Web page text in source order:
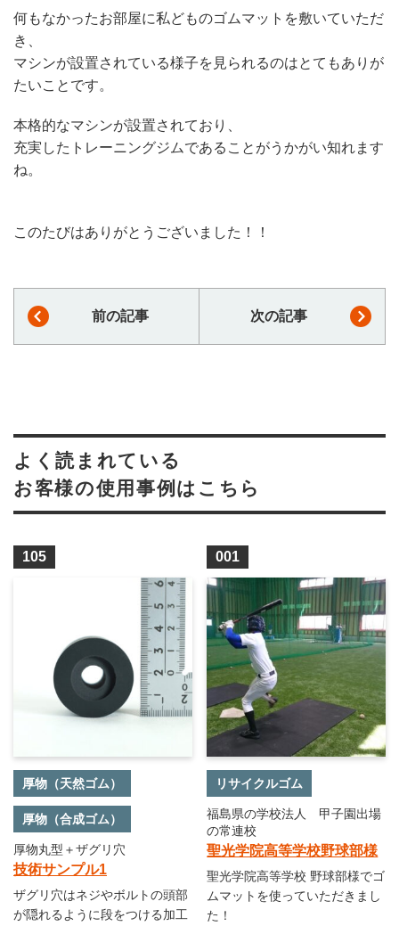
何もなかったお部屋に私どものゴムマットを敷いていただ
き、
マシンが設置されている様子を見られるのはとてもありが
たいことです。
本格的なマシンが設置されており、
充実したトレーニングジムであることがうかがい知れます
ね。
このたびはありがとうございました！！
前の記事 次の記事
よく読まれている
お客様の使用事例はこちら
105
厚物（天然ゴム）
厚物（合成ゴム）
厚物丸型＋ザグリ穴
技術サンプル1
ザグリ穴はネジやボルトの頭部
が隠れるように段をつける加工
001
リサイクルゴム
福島県の学校法人 甲子園出場
の常連校
聖光学院高等学校野球部様
聖光学院高等学校 野球部様でゴ
ムマットを使っていただきまし
た！